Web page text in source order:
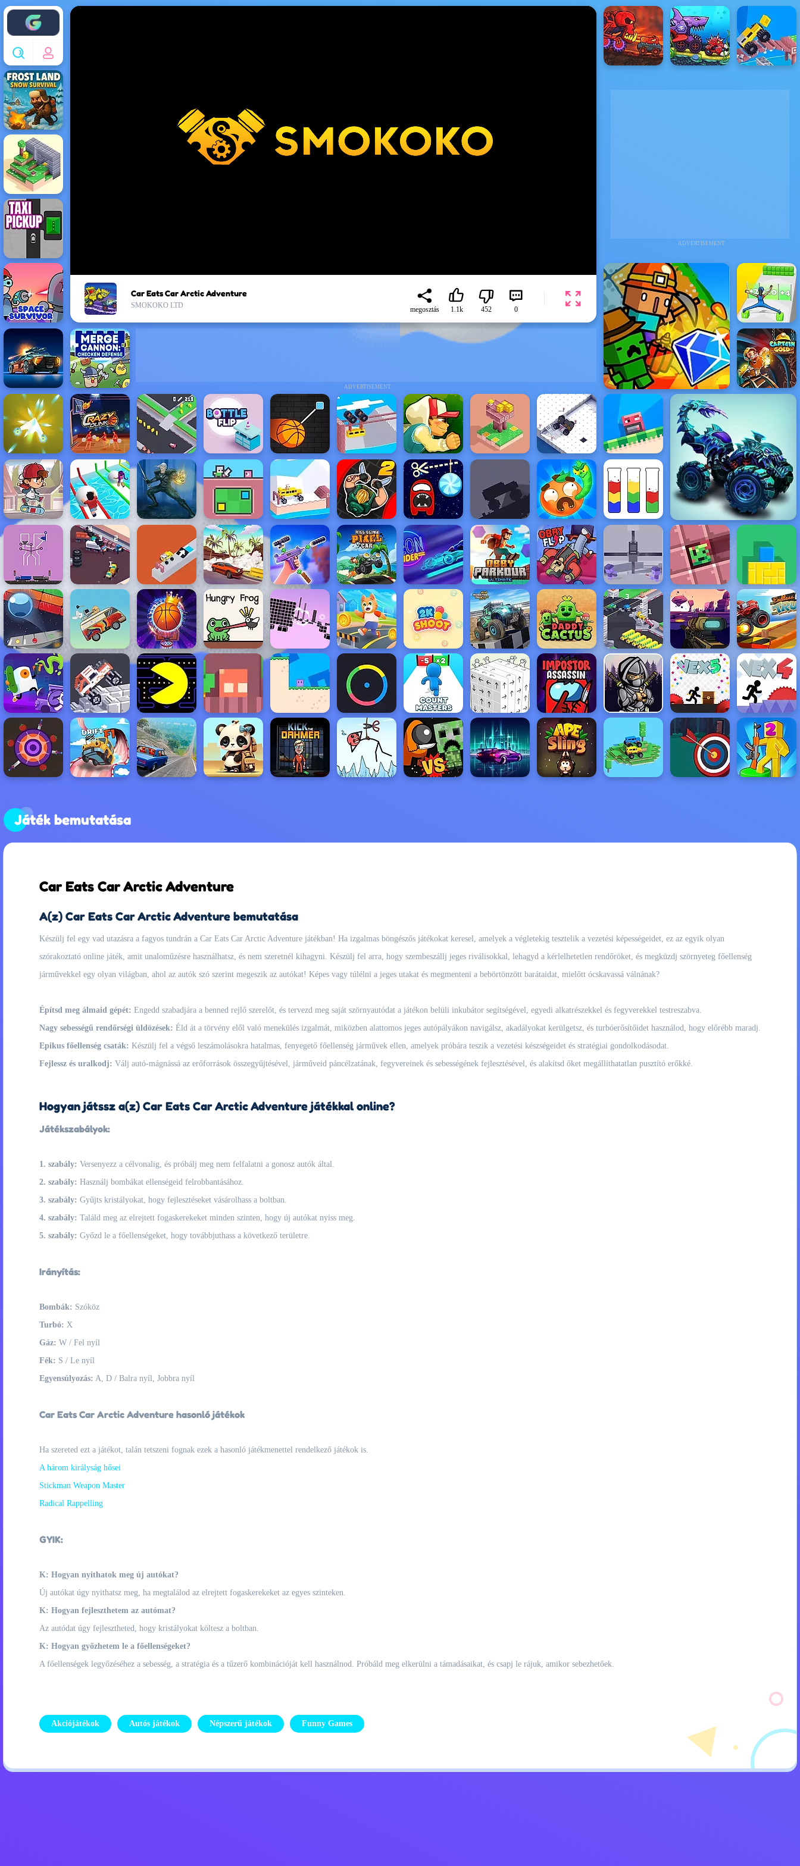
Enjoy4fun
ADVERTISEMENT
ADVERTISEMENT
Car Eats Car Arctic Adventure
SMOKOKO LTD
megosztás 1.1k 452 0
Játék bemutatása
Car Eats Car Arctic Adventure
A(z) Car Eats Car Arctic Adventure bemutatása
Készülj fel egy vad utazásra a fagyos tundrán a Car Eats Car Arctic Adventure játékban! Ha izgalmas böngészős játékokat keresel, amelyek a végletekig tesztelik a vezetési képességeidet, ez az egyik olyan
szórakoztató online játék, amit unaloműzésre használhatsz, és nem szeretnél kihagyni. Készülj fel arra, hogy szembeszállj jeges riválisokkal, lehagyd a kérlelhetetlen rendőröket, és megküzdj szörnyeteg főellenség
járművekkel egy olyan világban, ahol az autók szó szerint megeszik az autókat! Képes vagy túlélni a jeges utakat és megmenteni a bebörtönzött barátaidat, mielőtt ócskavassá válnának?
Építsd meg álmaid gépét: Engedd szabadjára a benned rejlő szerelőt, és tervezd meg saját szörnyautódat a játékon belüli inkubátor segítségével, egyedi alkatrészekkel és fegyverekkel testreszabva.
Nagy sebességű rendőrségi üldözések: Éld át a törvény elől való menekülés izgalmát, miközben alattomos jeges autópályákon navigálsz, akadályokat kerülgetsz, és turbóerősítőidet használod, hogy előrébb maradj.
Epikus főellenség csaták: Készülj fel a végső leszámolásokra hatalmas, fenyegető főellenség járművek ellen, amelyek próbára teszik a vezetési készségeidet és stratégiai gondolkodásodat.
Fejlessz és uralkodj: Válj autó-mágnássá az erőforrások összegyűjtésével, járműveid páncélzatának, fegyvereinek és sebességének fejlesztésével, és alakítsd őket megállíthatatlan pusztító erőkké.
Hogyan játssz a(z) Car Eats Car Arctic Adventure játékkal online?
Játékszabályok:
1. szabály: Versenyezz a célvonalig, és próbálj meg nem felfalatni a gonosz autók által.
2. szabály: Használj bombákat ellenségeid felrobbantásához.
3. szabály: Gyűjts kristályokat, hogy fejlesztéseket vásárolhass a boltban.
4. szabály: Találd meg az elrejtett fogaskerekeket minden szinten, hogy új autókat nyiss meg.
5. szabály: Győzd le a főellenségeket, hogy továbbjuthass a következő területre.
Irányítás:
Bombák: Szóköz
Turbó: X
Gáz: W / Fel nyíl
Fék: S / Le nyíl
Egyensúlyozás: A, D / Balra nyíl, Jobbra nyíl
Car Eats Car Arctic Adventure hasonló játékok
Ha szereted ezt a játékot, talán tetszeni fognak ezek a hasonló játékmenettel rendelkező játékok is.
A három királyság hősei
Stickman Weapon Master
Radical Rappelling
GYIK:
K: Hogyan nyithatok meg új autókat?
Új autókat úgy nyithatsz meg, ha megtalálod az elrejtett fogaskerekeket az egyes szinteken.
K: Hogyan fejleszthetem az autómat?
Az autódat úgy fejlesztheted, hogy kristályokat költesz a boltban.
K: Hogyan győzhetem le a főellenségeket?
A főellenségek legyőzéséhez a sebesség, a stratégia és a tűzerő kombinációját kell használnod. Próbáld meg elkerülni a támadásaikat, és csapj le rájuk, amikor sebezhetőek.
Akciójátékok Autós játékok Népszerű játékok Funny Games